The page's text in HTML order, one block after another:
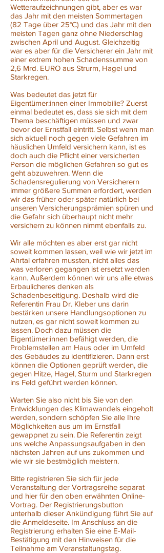
Wetteraufzeichnungen gibt, aber es war
das Jahr mit den meisten Sommertagen
(82 Tage über 25°C) und das Jahr mit den
meisten Tagen ganz ohne Niederschlag
zwischen April und August. Gleichzeitig
war es aber für die Versicherer ein Jahr mit
einer extrem hohen Schadenssumme von
2,6 Mrd. EURO aus Strurm, Hagel und
Starkregen.
Was bedeutet das jetzt für
Eigentümer:innen einer Immobilie? Zuerst
einmal bedeutet es, dass sie sich mit dem
Thema beschäftigen müssen und zwar
bevor der Ernstfall eintritt. Selbst wenn man
sich aktuell noch gegen viele Gefahren im
häuslichen Umfeld versichern kann, ist es
doch auch die Pflicht einer versicherten
Person die möglichen Gefahren so gut es
geht abzuwehren. Wenn die
Schadensregulierung von Versicherern
immer größere Summen erfordert, werden
wir das früher oder später natürlich bei
unseren Versicherungsprämien spüren und
die Gefahr sich überhaupt nicht mehr
versichern zu können nimmt ebenfalls zu.
Wir alle möchten es aber erst gar nicht
soweit kommen lassen, weil wie wir jetzt im
Ahrtal erfahren mussten, nicht alles das
was verloren gegangen ist ersetzt werden
kann. Außerdem können wir uns alle etwas
Erbaulicheres denken als
Schadenbeseitigung. Deshalb wird die
Referentin Frau Dr. Kleber uns darin
bestärken unsere Handlungsoptionen zu
nutzen, es gar nicht soweit kommen zu
lassen. Doch dazu müssen die
Eigentümer:innen befähigt werden, die
Problemstellen am Haus oder im Umfeld
des Gebäudes zu identifizieren. Dann erst
können die Optionen geprüft werden, die
gegen Hitze, Hagel, Sturm und Starkregen
ins Feld geführt werden können.
Warten Sie also nicht bis Sie von den
Entwicklungen des Klimawandels eingeholt
werden, sondern schöpfen Sie alle Ihre
Möglichkeiten aus um im Ernstfall
gewappnet zu sein. Die Referentin zeigt
uns welche Anpassungsaufgaben in den
nächsten Jahren auf uns zukommen und
wie wir sie bestmöglich meistern.
Bitte registrieren Sie sich für jede
Veranstaltung der Vortragsreihe separat
und hier für den oben erwähnten Online-
Vortrag. Der Registrierungsbutton
unterhalb dieser Ankündigung führt Sie auf
die Anmeldeseite. Im Anschluss an die
Registrierung erhalten Sie eine E-Mail-
Bestätigung mit den Hinweisen für die
Teilnahme am Veranstaltungstag.